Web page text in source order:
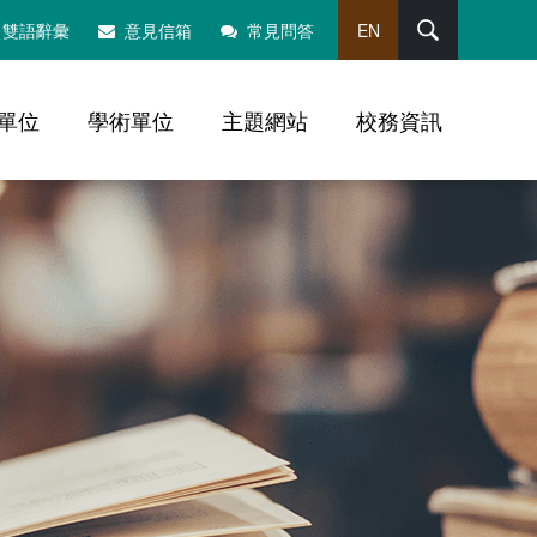
雙語辭彙 意見信箱 常見問答 EN
位 學術單位 主題網站 校務資訊